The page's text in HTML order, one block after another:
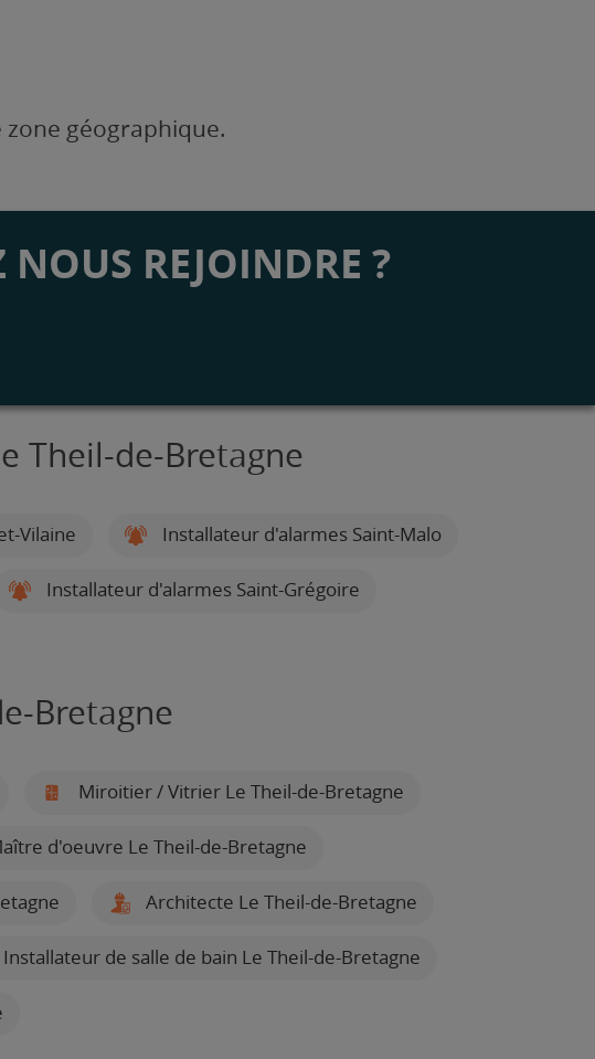
géographique.
REJOINDRE ?
Theil-de-Bretagne
Vilaine Installateur d'alarmes Saint-Malo
Installateur d'alarmes Saint-Grégoire
Bretagne
Miroitier / Vitrier Le Theil-de-Bretagne
d'oeuvre Le Theil-de-Bretagne
Architecte Le Theil-de-Bretagne
Installateur de salle de bain Le Theil-de-Bretagne